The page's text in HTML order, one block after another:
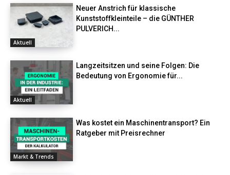
Aktuell
Neuer Anstrich für klassische
Kunststoffkleinteile – die GÜNTHER
PULVERICH...
Aktuell
Langzeitsitzen und seine Folgen: Die
Bedeutung von Ergonomie für...
Markt & Trends
Was kostet ein Maschinentransport? Ein
Ratgeber mit Preisrechner